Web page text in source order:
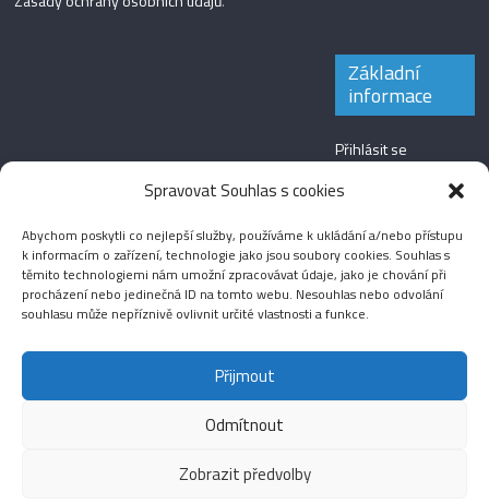
Spravovat Souhlas s cookies
Abychom poskytli co nejlepší služby, používáme k ukládání a/nebo přístupu
k informacím o zařízení, technologie jako jsou soubory cookies. Souhlas s
těmito technologiemi nám umožní zpracovávat údaje, jako je chování při
procházení nebo jedinečná ID na tomto webu. Nesouhlas nebo odvolání
souhlasu může nepříznivě ovlivnit určité vlastnosti a funkce.
Přijmout
Odmítnout
Zobrazit předvolby
Základní
informace
Přihlásit se
Zdroj kanálů
Kanál komentářů
Česká lokalizace
Fotografie Audio
Copyright © 2026Média IKSŽ. All rights reserved.
Theme: ColorMag Pro byThemeGrill. Drevet av